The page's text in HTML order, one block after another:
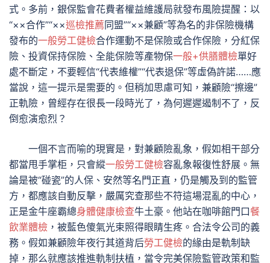
式。多前，銀保監會花費者權益維護局就發布風險提醒：以
“××合作”“××巡檢推薦同盟”“××兼顧”等為名的非保險機構
發布的一般勞工健檢合作運動不是保險或合作保險，分紅保
險、投資保持保險、全能保險等產物保一般+供膳體檢單好
處不斷定，不要輕信“代表維權”“代表退保”等虛偽許諾……應
當說，這一提示是需要的。但稍加思慮可知，兼顧險“擦邊”
正軌險，曾經存在很長一段時光了，為何遲遲遏制不了，反
倒愈演愈烈？
一個不言而喻的現實是，對兼顧險亂象，假如相干部分
都當甩手掌柜，只會縱一般勞工健檢容亂象報復性舒展。無
論是被“碰瓷”的人保、安然等名門正直，仍是觸及到的監管
方，都應該自動反擊，嚴厲究查那些不符這場混亂的中心，
正是金牛座霸總身體健康檢查牛土豪。他站在咖啡館門口餐
飲業體檢 ，被藍色傻氣光束照得眼睛生疼。合法令公司的義
務。假如兼顧險年夜行其道背后勞工健檢的緣由是軌制缺
掉，那么就應該推進軌制扶植，當令完美保險監管政策和監